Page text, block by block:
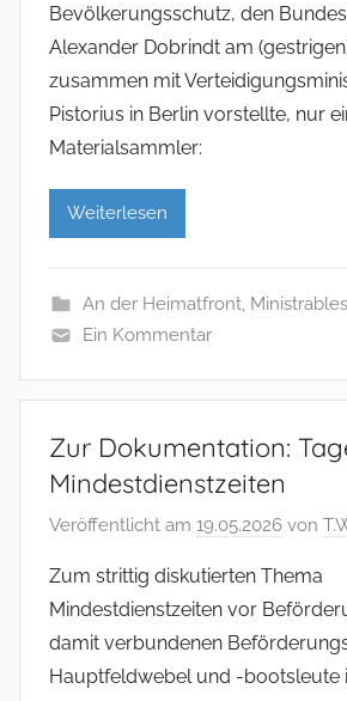
Bevölkerungsschutz, den
Alexander Dobrindt am
zusammen mit
Pistorius in Berlin vorstellte, nur
Materialsammler:
Weiterlesen
An der Heimatfront, Ministrables
Ein Kommentar
Zur Dokumentation:
Mindestdienstzeiten
Veröffentlicht am 19.05.2026 von
Zum strittig diskutierten Thema
Mindestdienstzeiten vor
damit verbundenen
Hauptfeldwebel und -bootsleute